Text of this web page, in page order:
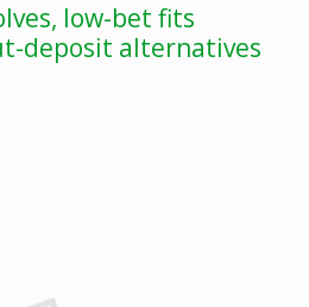
low-bet fits
deposit alternatives